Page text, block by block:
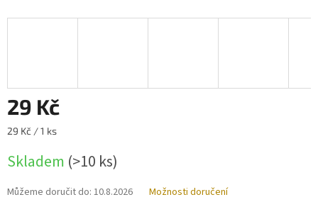
29 Kč
Měrná
29 Kč / 1 ks
Skladem (>10 ks)
Můžeme doručit do: 10.8.2026 Možnosti doručení